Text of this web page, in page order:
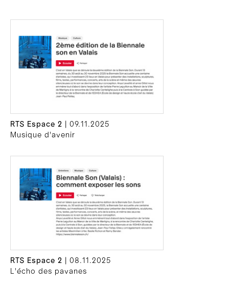
RTS Espace 2
| 09.11.2025
Musique d'avenir
RTS Espace 2
| 08.11.2025
L'écho des pavanes